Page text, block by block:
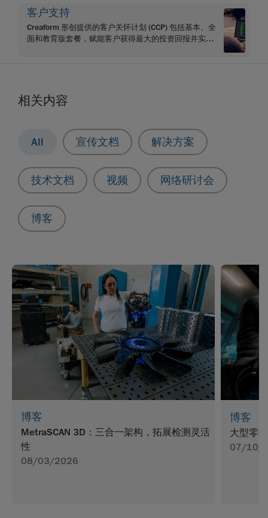
客户支持
Creaform 形创提供的客户关怀计划 (CCP) 包括基本、全
面和教育版套餐，赋能客户获得最大的投资回报并实现
相关内容
All 宣传文档 解决方案
技术文档 视频 网络研讨会
博客
博客
MetraSCAN 3D：三合一架构，拓展检测灵活
性
08/03/2026
博客
大型零
07/10/